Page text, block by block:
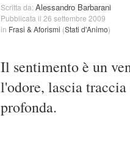
Scritta da:Alessandro Barbarani
Pubblicata il 26 settembre 2009
in Frasi & Aforismi (Stati d'Animo)
Il sentimento è un
l'odore, lascia
profonda.